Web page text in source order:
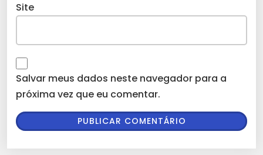
Site
Salvar meus dados neste navegador para a
próxima vez que eu comentar.